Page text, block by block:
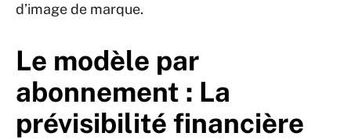
d’image de marque.
Le modèle par
abonnement : La
prévisibilité financière